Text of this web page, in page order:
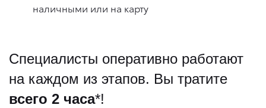
наличными или на карту
Специалисты оперативно работают
на каждом из этапов. Вы тратите
всего 2 часа*!